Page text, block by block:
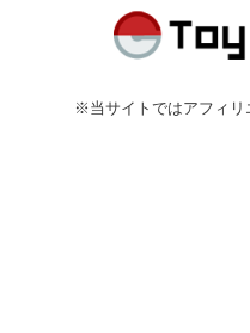
※当サイトではアフィリ